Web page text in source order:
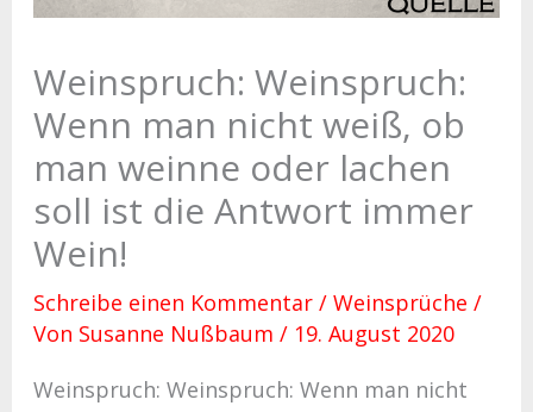
Weinspruch: Weinspruch:
Wenn man nicht weiß, ob
man weinne oder lachen
soll ist die Antwort immer
Wein!
Schreibe einen Kommentar / Weinsprüche /
Von Susanne Nußbaum / 19. August 2020
Weinspruch: Weinspruch: Wenn man nicht